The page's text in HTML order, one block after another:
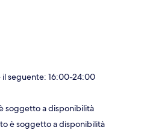
il seguente: 16:00-24:00
soggetto a disponibilità
è soggetto a disponibilità